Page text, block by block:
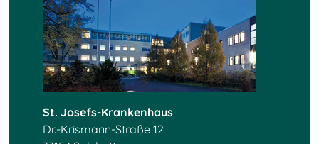
St. Josefs-Krankenhaus
Dr.-Krismann-Straße 12